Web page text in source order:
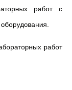
работ с
работ